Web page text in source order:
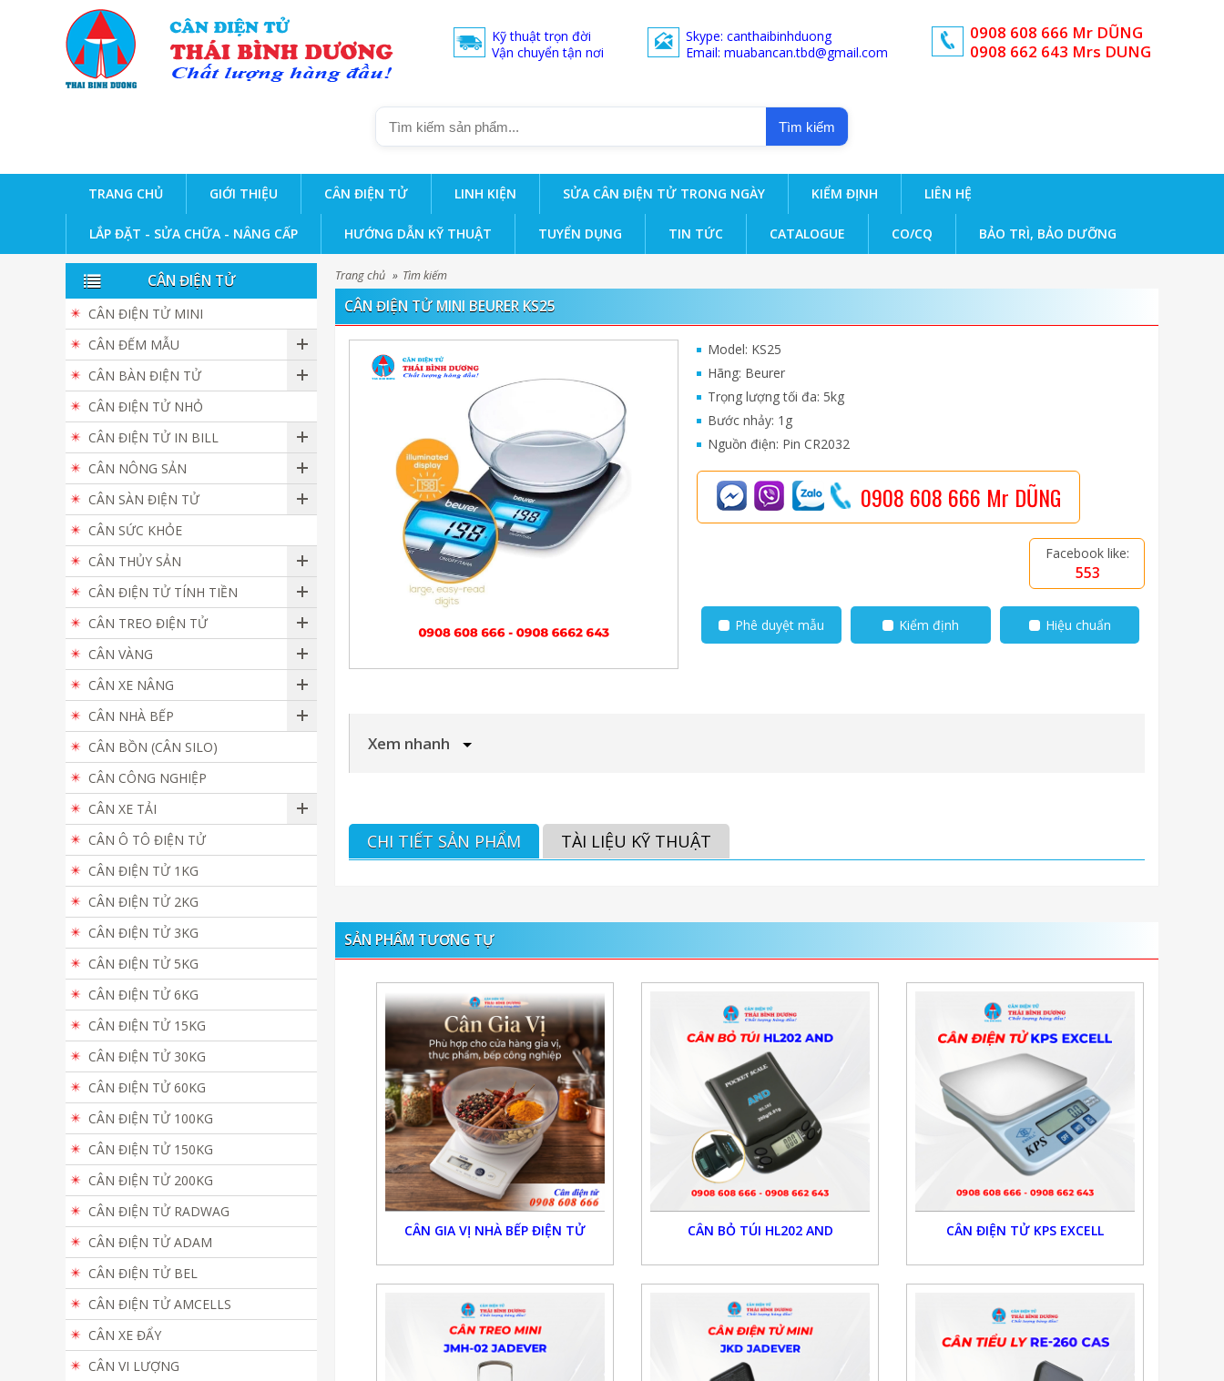
Kỹ thuật trọn đời
Vận chuyển tận nơi
Skype: canthaibinhduong
Email: muabancan.tbd@gmail.com
0908 608 666 Mr DŨNG
0908 662 643 Mrs DUNG
Tìm kiếm
TRANG CHỦ GIỚI THIỆU CÂN ĐIỆN TỬ LINH KIỆN SỬA CÂN ĐIỆN TỬ TRONG NGÀY KIỂM ĐỊNH LIÊN HỆ
LẮP ĐẶT - SỬA CHỮA - NÂNG CẤP HƯỚNG DẪN KỸ THUẬT TUYỂN DỤNG TIN TỨC CATALOGUE CO/CQ BẢO TRÌ, BẢO DƯỠNG
Trang chủ » Tìm kiếm
CÂN ĐIỆN TỬ MINI BEURER KS25
Model: KS25
Hãng: Beurer
Trọng lượng tối đa: 5kg
Bước nhảy: 1g
Nguồn điện: Pin CR2032
0908 608 666 Mr DŨNG
Facebook like:
553
Phê duyệt mẫu Kiểm định Hiệu chuẩn
Xem nhanh
CHI TIẾT SẢN PHẨM TÀI LIỆU KỸ THUẬT
SẢN PHẨM TƯƠNG TỰ
CÂN GIA VỊ NHÀ BẾP ĐIỆN TỬ CÂN BỎ TÚI HL202 AND CÂN ĐIỆN TỬ KPS EXCELL
CÂN ĐIỆN TỬ
CÂN ĐIỆN TỬ MINI
CÂN ĐẾM MẪU
CÂN BÀN ĐIỆN TỬ
CÂN ĐIỆN TỬ NHỎ
CÂN ĐIỆN TỬ IN BILL
CÂN NÔNG SẢN
CÂN SÀN ĐIỆN TỬ
CÂN SỨC KHỎE
CÂN THỦY SẢN
CÂN ĐIỆN TỬ TÍNH TIỀN
CÂN TREO ĐIỆN TỬ
CÂN VÀNG
CÂN XE NÂNG
CÂN NHÀ BẾP
CÂN BỒN (CÂN SILO)
CÂN CÔNG NGHIỆP
CÂN XE TẢI
CÂN Ô TÔ ĐIỆN TỬ
CÂN ĐIỆN TỬ 1KG
CÂN ĐIỆN TỬ 2KG
CÂN ĐIỆN TỬ 3KG
CÂN ĐIỆN TỬ 5KG
CÂN ĐIỆN TỬ 6KG
CÂN ĐIỆN TỬ 15KG
CÂN ĐIỆN TỬ 30KG
CÂN ĐIỆN TỬ 60KG
CÂN ĐIỆN TỬ 100KG
CÂN ĐIỆN TỬ 150KG
CÂN ĐIỆN TỬ 200KG
CÂN ĐIỆN TỬ RADWAG
CÂN ĐIỆN TỬ ADAM
CÂN ĐIỆN TỬ BEL
CÂN ĐIỆN TỬ AMCELLS
CÂN XE ĐẨY
CÂN VI LƯỢNG